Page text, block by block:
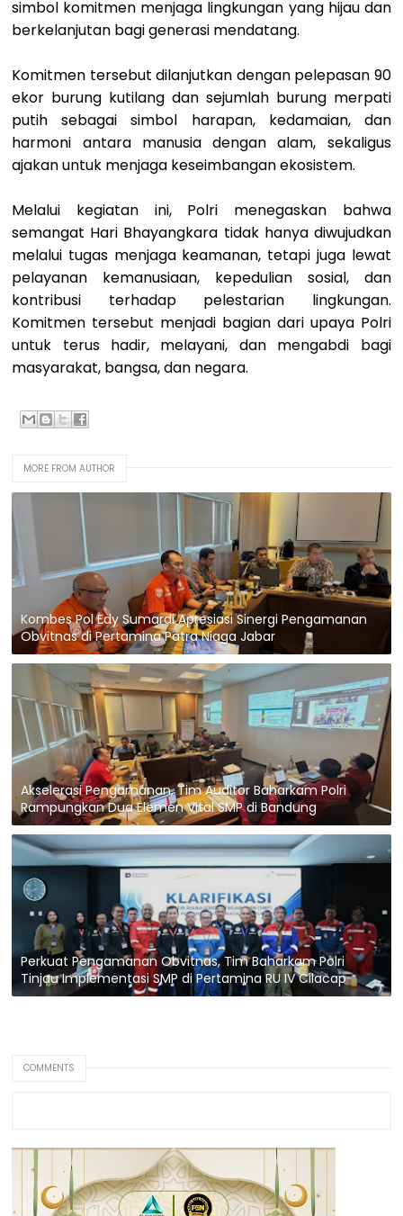
simbol komitmen menjaga lingkungan yang hijau dan
berkelanjutan bagi generasi mendatang.
Komitmen tersebut dilanjutkan dengan pelepasan 90
ekor burung kutilang dan sejumlah burung merpati
putih sebagai simbol harapan, kedamaian, dan
harmoni antara manusia dengan alam, sekaligus
ajakan untuk menjaga keseimbangan ekosistem.
Melalui kegiatan ini, Polri menegaskan bahwa
semangat Hari Bhayangkara tidak hanya diwujudkan
melalui tugas menjaga keamanan, tetapi juga lewat
pelayanan kemanusiaan, kepedulian sosial, dan
kontribusi terhadap pelestarian lingkungan.
Komitmen tersebut menjadi bagian dari upaya Polri
untuk terus hadir, melayani, dan mengabdi bagi
masyarakat, bangsa, dan negara.
MORE FROM AUTHOR
Kombes Pol Edy Sumardi Apresiasi Sinergi Pengamanan
Obvitnas di Pertamina Patra Niaga Jabar
Akselerasi Pengamanan, Tim Auditor Baharkam Polri
Rampungkan Dua Elemen Vital SMP di Bandung
Perkuat Pengamanan Obvitnas, Tim Baharkam Polri
Tinjau Implementasi SMP di Pertamina RU IV Cilacap
COMMENTS